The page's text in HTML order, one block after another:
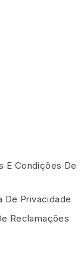
E Condições De
De Privacidade
Reclamações